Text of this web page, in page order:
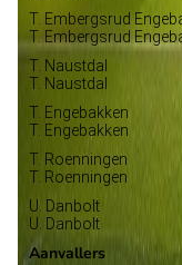
T. Embergsrud
T. Embergsrud
T. Naustdal
T. Naustdal
T. Engebakken
T. Engebakken
T. Roenningen
T. Roenningen
U. Danbolt
U. Danbolt
Aanvallers